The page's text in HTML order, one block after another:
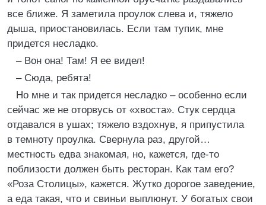
все ближе. Я заметила проулок слева и, тяжело
дыша, приостановилась. Если там тупик, мне
придется несладко.
– Вон она! Там! Я ее видел!
– Сюда, ребята!
Но мне и так придется несладко – особенно если
сейчас же не оторвусь от «хвоста». Стук сердца
отдавался в ушах; тяжело вздохнув, я припустила
в темноту проулка. Свернула раз, другой…
местность едва знакомая, но, кажется, где-то
поблизости должен быть ресторан. Как там его?
«Роза Столицы», кажется. Жутко дорогое заведение,
а еда такая, что и свиньи выплюнут. У богатых свои